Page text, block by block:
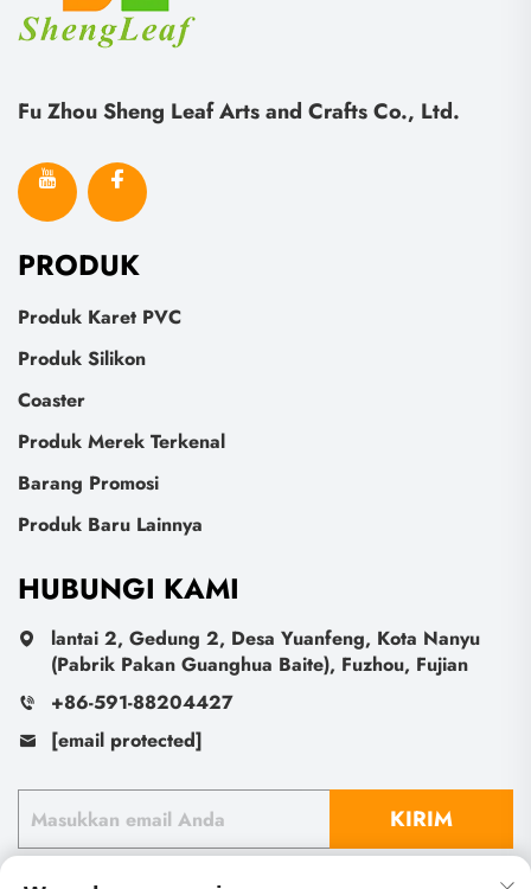
Fu Zhou Sheng Leaf Arts and Crafts Co., Ltd.
PRODUK
Produk Karet PVC
Produk Silikon
Coaster
Produk Merek Terkenal
Barang Promosi
Produk Baru Lainnya
HUBUNGI KAMI
lantai 2, Gedung 2, Desa Yuanfeng, Kota Nanyu
(Pabrik Pakan Guanghua Baite), Fuzhou, Fujian
+86-591-88204427
[email protected]
KIRIM